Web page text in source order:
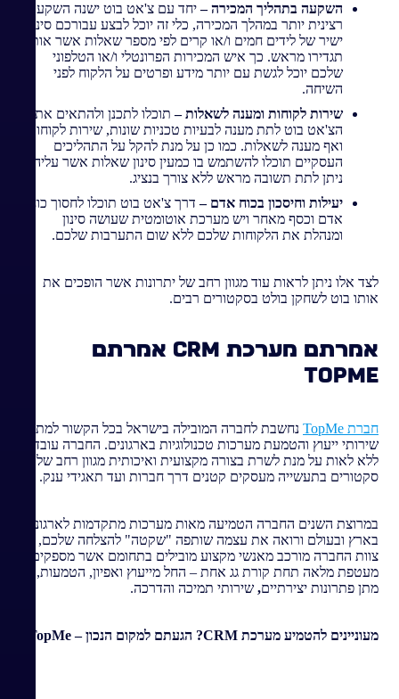
השקעה בתהליך המכירה –יחד עם צ'אט בוט ישנה השקעה
רצינית יותר במהלך המכירה, כלי זה יוכל לבצע עבורכם סינון
ישיר של לידים חמים ו/או קרים לפי מספר שאלות אשר אותם
תגדירו מראש. כך איש המכירות הפרונטלי ו/או הטלפוני
שלכם יוכל לגשת עם יותר מידע ופרטים על הלקוח לפני
השיחה.
שירות לקוחות ומענה לשאלות –תוכלו לתכנן ולהתאים את
הצ'אט בוט לתת מענה לבעיות טכניות שונות, שירות לקוחות
ואף מענה לשאלות. כמו כן על מנת להקל על התהליכים
העסקיים תוכלו להשתמש בו כמעין סינון שאלות אשר עליהם
ניתן לתת תשובה מראש ללא צורך בנציג.
יעילות וחיסכון בכוח אדם –דרך צ'אט בוט תוכלו לחסוך כוח
אדם וכסף מאחר ויש מערכת אוטומטית שעושה סינון
ומנהלת את הלקוחות שלכם ללא שום התערבות שלכם.
לצד אלו ניתן לראות עוד מגוון רחב של יתרונות אשר הופכים את
אותו בוט לשחקן בולט בסקטורים רבים.
אמרתם מערכת CRM אמרתם
TOPME
חברת TopMe
נחשבת לחברה המובילה בישראל בכל הקשור למתן
שירותי ייעוץ והטמעת מערכות טכנולוגיות בארגונים. החברה עובדת
ללא לאות על מנת לשרת בצורה מקצועית ואיכותית מגוון רחב של
סקטורים בתעשייה מעסקים קטנים דרך חברות ועד תאגידי ענק.
במרוצת השנים החברה הטמיעה מאות מערכות מתקדמות לארגונים
בארץ ובעולם ורואה את עצמה שותפה "שקטה" להצלחה שלכם,
צוות החברה מורכב מאנשי מקצוע מובילים בתחומם אשר מספקים
מעטפת מלאה תחת קורת גג אחת – החל מייעוץ ואפיון, הטמעות,
מתן פתרונות יצירתיים, שירותי תמיכה והדרכה.
מעוניינים להטמיע מערכת CRM? הגעתם למקום הנכון –TopMe